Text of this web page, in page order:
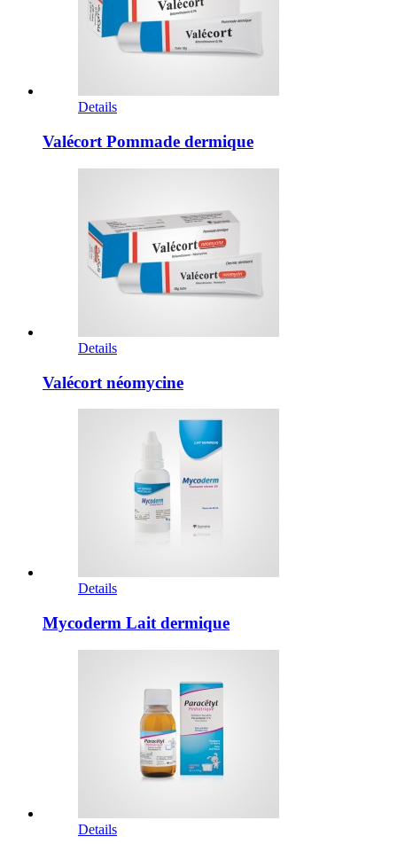
Details
Valécort Pommade dermique
Details
Valécort néomycine
Details
Mycoderm Lait dermique
Details